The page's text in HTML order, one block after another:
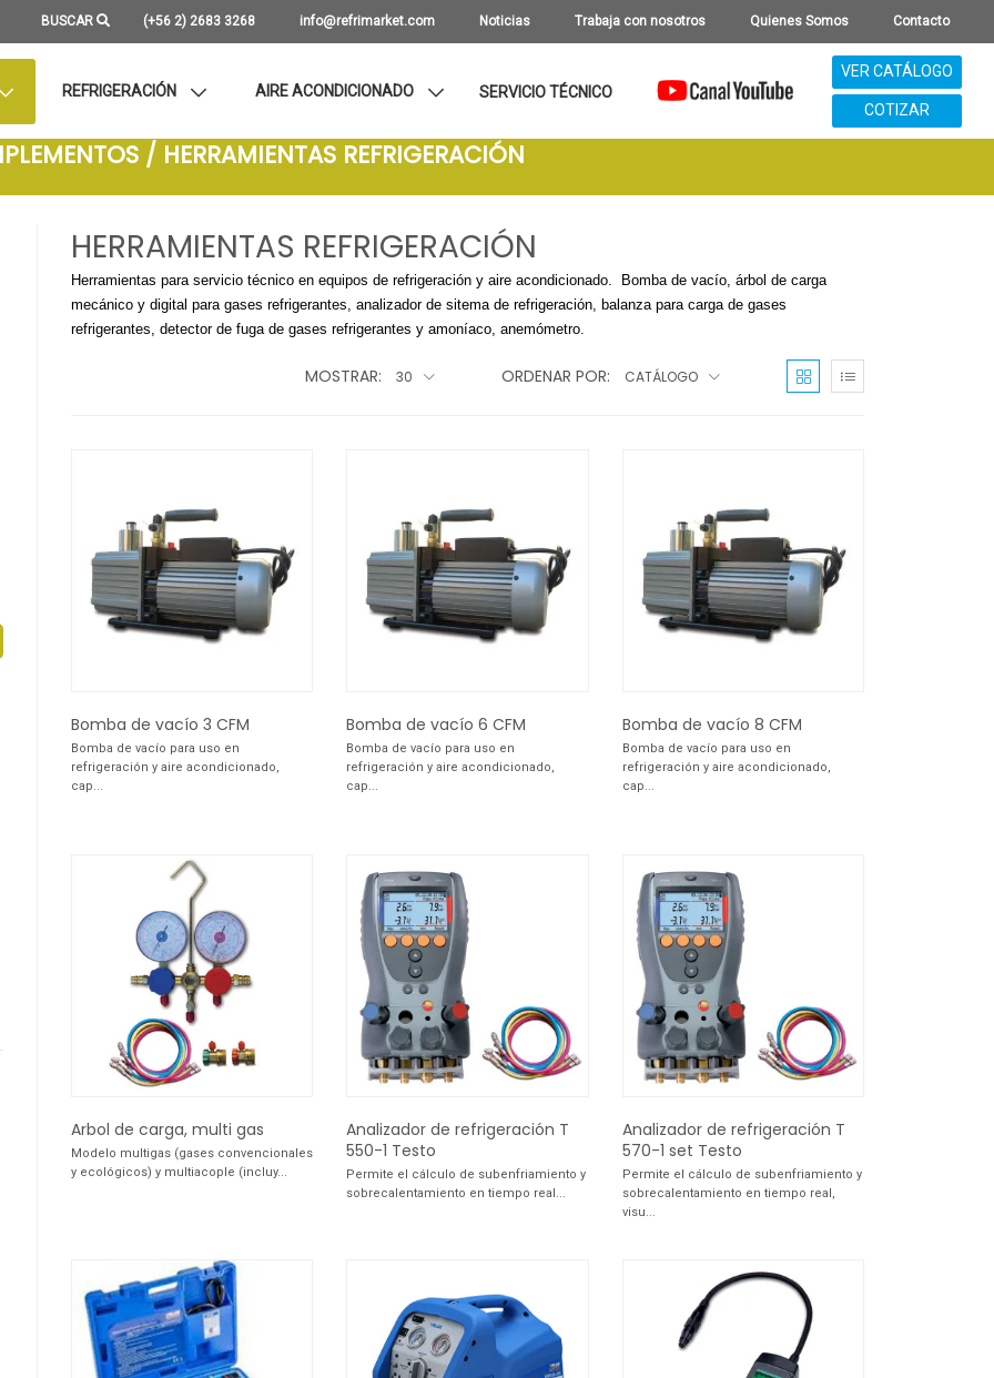
BUSCAR (+56 2) 2683 3268 info@refrimarket.com Noticias Trabaja con nosotros Quienes Somos Contacto
REFRIGERACIÓN AIRE ACONDICIONADO SERVICIO TÉCNICO
VER CATÁLOGO
COTIZAR
/ HERRAMIENTAS REFRIGERACIÓN
HERRAMIENTAS REFRIGERACIÓN
Herramientas para servicio técnico en equipos de refrigeración y aire acondicionado. Bomba de vacío, árbol de carga
mecánico y digital para gases refrigerantes, analizador de sitema de refrigeración, balanza para carga de gases
refrigerantes, detector de fuga de gases refrigerantes y amoníaco, anemómetro.
MOSTRAR: 30 ORDENAR POR: CATÁLOGO
Bomba de vacío 3 CFM
Bomba de vacío para uso en
refrigeración y aire acondicionado,
cap...
Bomba de vacío 6 CFM
Bomba de vacío para uso en
refrigeración y aire acondicionado,
cap...
Bomba de vacío 8 CFM
Bomba de vacío para uso en
refrigeración y aire acondicionado,
cap...
Arbol de carga, multi gas
Modelo multigas (gases convencionales
y ecológicos) y multiacople (incluy...
Analizador de refrigeración T
550-1 Testo
Permite el cálculo de subenfriamiento y
sobrecalentamiento en tiempo real...
Analizador de refrigeración T
570-1 set Testo
Permite el cálculo de subenfriamiento y
sobrecalentamiento en tiempo real,
visu...